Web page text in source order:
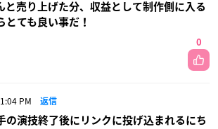
と売り上げた分、収益として制作側に入る
ても良い事だ！
0
PM 返信
の演技終了後にリンクに投げ込まれるにち